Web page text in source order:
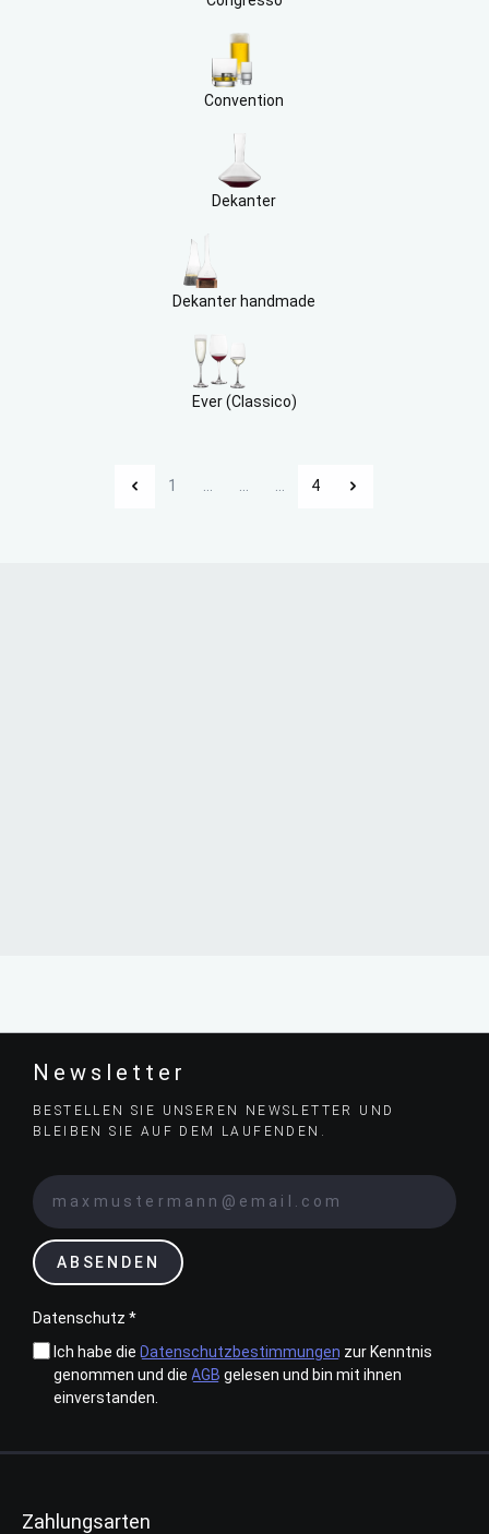
Convention
Dekanter
Dekanter handmade
Ever (Classico)
1 ... ... ... 4
Newsletter
BESTELLEN SIE UNSEREN NEWSLETTER UND
BLEIBEN SIE AUF DEM LAUFENDEN.
ABSENDEN
Datenschutz *
Ich habe die Datenschutzbestimmungen zur Kenntnis
genommen und die AGB gelesen und bin mit ihnen
einverstanden.
Zahlungsarten